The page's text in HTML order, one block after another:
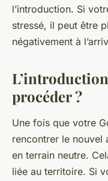
l’introduction. Si
stressé, il peut être
négativement à
procéder ?
Une fois que votre
rencontrer le nouvel
en terrain neutre.
liée au territoire. Si